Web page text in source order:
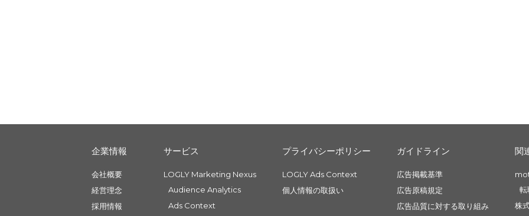
企業情報
会社概要
経営理念
採用情報
サービス
LOGLY Marketing Nexus
Audience Analytics
Ads Context
プライバシーポリシー
LOGLY Ads Context
個人情報の取扱い
ガイドライン
広告掲載基準
広告原稿規定
広告品質に対する取り組み
関
転
株